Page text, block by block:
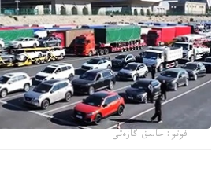
فوتو: حالىق گازەتى